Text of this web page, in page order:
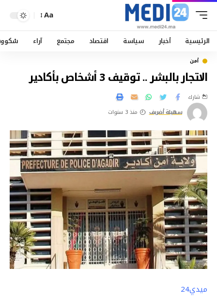
Aa
الرئيسية أخبار سياسة اقتصاد مجتمع آراء
أمن
الاتجار بالبشر .. توقيف 3 أشخاص بأكادير
سهيلة أضريف منذ 3 سنوات
شارك
ميدي24